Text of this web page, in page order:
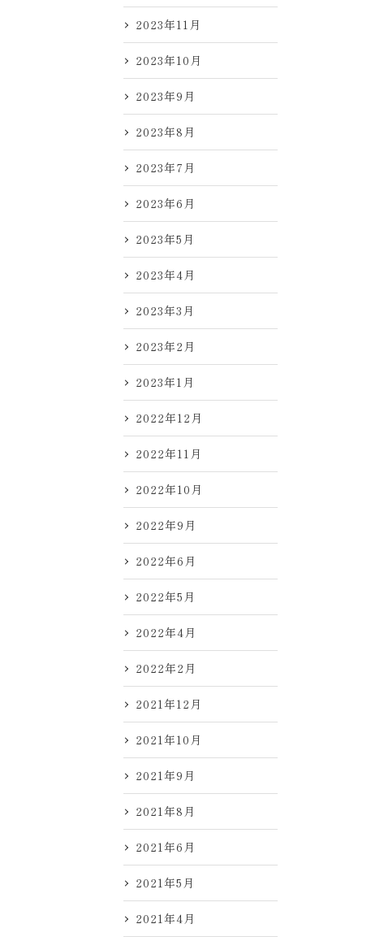
2023年11月
2023年10月
2023年9月
2023年8月
2023年7月
2023年6月
2023年5月
2023年4月
2023年3月
2023年2月
2023年1月
2022年12月
2022年11月
2022年10月
2022年9月
2022年6月
2022年5月
2022年4月
2022年2月
2021年12月
2021年10月
2021年9月
2021年8月
2021年6月
2021年5月
2021年4月